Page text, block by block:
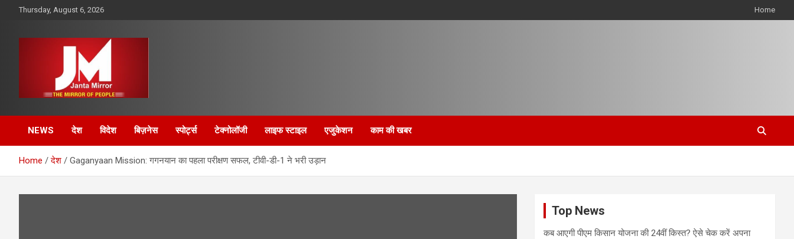
Thursday, August 6, 2026 Home
Janta Mirror
NEWS देश विदेश बिज़नेस स्पोर्ट्स टेक्नोलॉजी लाइफ स्टाइल एजुकेशन काम की खबर
Home देश Gaganyaan Mission: गगनयान का पहला परीक्षण सफल, टीवी-डी-1 ने भरी उड़ान
Top News
कब आएगी पीएम किसान योजना की 24वीं किस्त? ऐसे चेक करें अपना